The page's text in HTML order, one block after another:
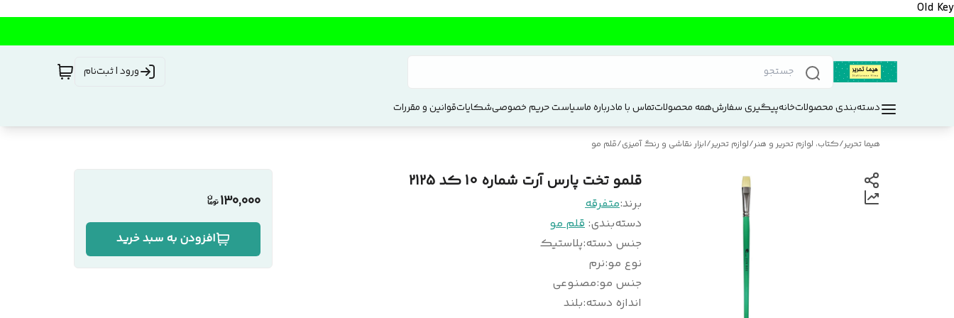
Old Key
ورود | ثبت‌نام
دسته‌بندی محصولاتخانهپیگیری سفارشهمه محصولاتتماس با مادرباره ماسیاست حریم خصوصیشکایاتقوانین و مقررات
هیما تحریر/کتاب، لوازم تحریر و هنر/لوازم تحریر/ابزار نقاشی و رنگ آمیزی/قلم مو
قلمو تخت پارس آرت شماره 10 کد 2125
برند:متفرقه
دسته‌بندی: قلم مو
جنس دسته:پلاستیک
نوع مو:نرم
جنس مو:مصنوعی
اندازه دسته:بلند
130,000
افزودن به سبد خرید